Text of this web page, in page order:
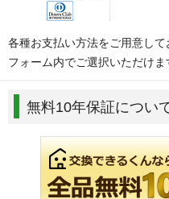
各種お支払い方法をご用意し
フォーム内でご選択いただけま
無料10年保証につい